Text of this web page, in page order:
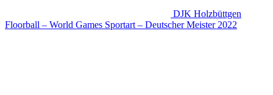
DJK Holzbüttgen
Floorball – World Games Sportart – Deutscher Meister 2022